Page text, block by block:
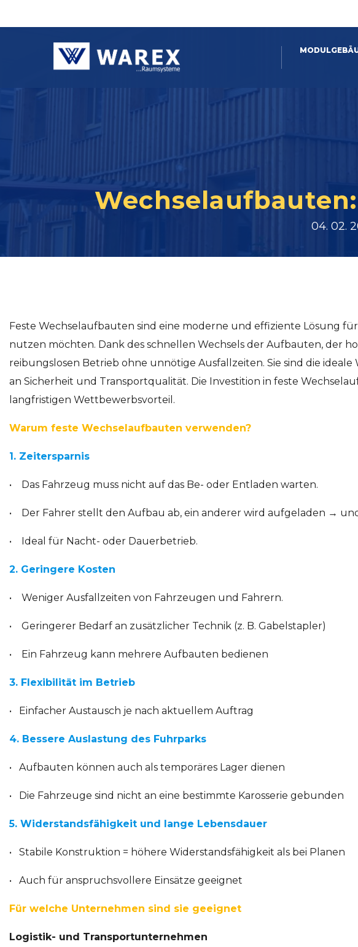
04. 02.
Feste Wechselaufbauten sind eine moderne und effiziente Lösung
nutzen möchten. Dank des schnellen Wechsels der Aufbauten, der
reibungslosen Betrieb ohne unnötige Ausfallzeiten. Sie sind die
an Sicherheit und Transportqualität. Die Investition in feste
langfristigen Wettbewerbsvorteil.
Warum feste Wechselaufbauten verwenden?
1. Zeitersparnis
• Das Fahrzeug muss nicht auf das Be- oder Entladen warten.
• Der Fahrer stellt den Aufbau ab, ein anderer wird aufgeladen →
• Ideal für Nacht- oder Dauerbetrieb.
2. Geringere Kosten
• Weniger Ausfallzeiten von Fahrzeugen und Fahrern.
• Geringerer Bedarf an zusätzlicher Technik (z. B. Gabelstapler)
• Ein Fahrzeug kann mehrere Aufbauten bedienen
3. Flexibilität im Betrieb
• Einfacher Austausch je nach aktuellem Auftrag
4. Bessere Auslastung des Fuhrparks
• Aufbauten können auch als temporäres Lager dienen
• Die Fahrzeuge sind nicht an eine bestimmte Karosserie gebunden
5. Widerstandsfähigkeit und lange Lebensdauer
• Stabile Konstruktion = höhere Widerstandsfähigkeit als bei Planen
• Auch für anspruchsvollere Einsätze geeignet
Für welche Unternehmen sind sie geeignet
Logistik- und Transportunternehmen